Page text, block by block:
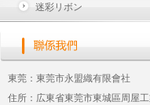
迷彩リボン
東莞：東莞市永盟織有限會社
住所：広東省東莞市東城區周屋